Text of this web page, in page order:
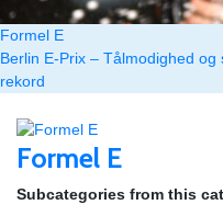
Formel E
Berlin E-Prix – Tålmodighed
rekord
Formel E
Subcategories from this